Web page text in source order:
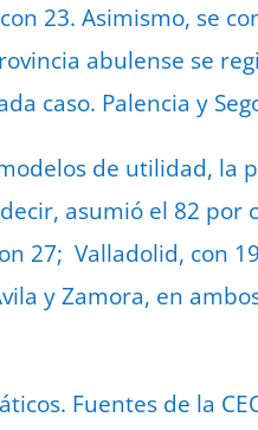
23. Asimismo, se
abulense se
caso. Palencia y
de utilidad, la
asumió el 82
27; Valladolid, con
y Zamora, en
Fuentes de la